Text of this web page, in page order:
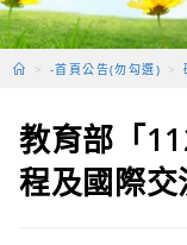
> -首頁公告(勿勾選) >
教育部「
程及國際交